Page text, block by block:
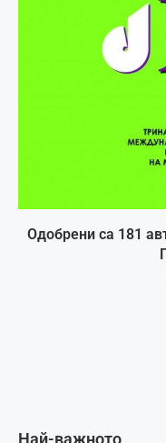
Одобрени са 181
Най-важното